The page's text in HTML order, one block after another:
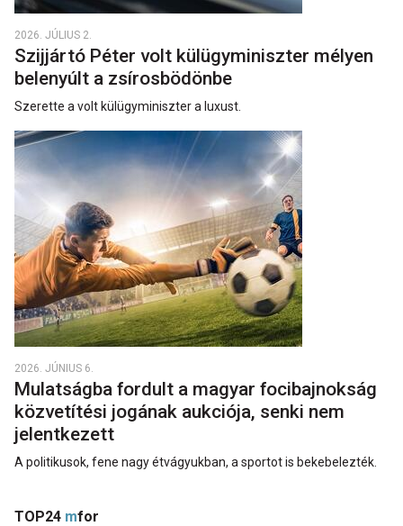
2026. JÚLIUS 2.
Szijjártó Péter volt külügyminiszter mélyen
belenyúlt a zsírosbödönbe
Szerette a volt külügyminiszter a luxust.
2026. JÚNIUS 6.
Mulatságba fordult a magyar focibajnokság
közvetítési jogának aukciója, senki nem
jelentkezett
A politikusok, fene nagy étvágyukban, a sportot is bekebelezték.
TOP24 mfor